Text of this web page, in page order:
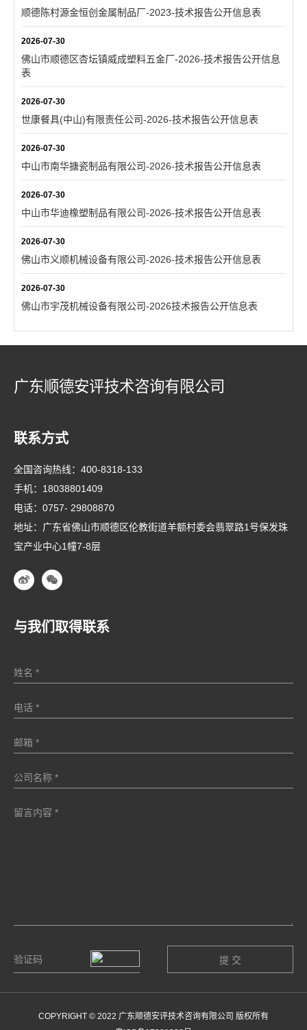
顺德陈村源金恒创金属制品厂-2023-技术报告公开信息表
2026-07-30
佛山市顺德区杏坛镇威成塑料五金厂-2026-技术报告公开信息
表
2026-07-30
世康餐具(中山)有限责任公司-2026-技术报告公开信息表
2026-07-30
中山市南华搪瓷制品有限公司-2026-技术报告公开信息表
2026-07-30
中山市华迪橡塑制品有限公司-2026-技术报告公开信息表
2026-07-30
佛山市义顺机械设备有限公司-2026-技术报告公开信息表
2026-07-30
佛山市宇茂机械设备有限公司-2026技术报告公开信息表
广东顺德安评技术咨询有限公司
联系方式
全国咨询热线： 400-8318-133
手机： 18038801409
电话： 0757- 29808870
地址：广东省佛山市顺德区伦教街道羊额村委会翡翠路1号保发珠
宝产业中心1幢7-8层
与我们取得联系
COPYRIGHT © 2022 广东顺德安评技术咨询有限公司 版权所有